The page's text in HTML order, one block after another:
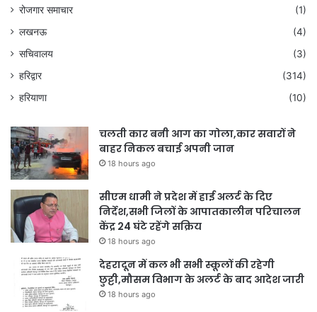
रोजगार समाचार
(1)
लखनऊ
(4)
सचिवालय
(3)
हरिद्वार
(314)
हरियाणा
(10)
चलती कार बनी आग का गोला,कार सवारों ने
बाहर निकल बचाई अपनी जान
18 hours ago
सीएम धामी ने प्रदेश में हाई अलर्ट के दिए
निर्देश,सभी जिलों के आपातकालीन परिचालन
केंद्र 24 घंटे रहेंगे सक्रिय
18 hours ago
देहरादून में कल भी सभी स्कूलों की रहेगी
छुट्टी,मौसम विभाग के अलर्ट के बाद आदेश जारी
18 hours ago